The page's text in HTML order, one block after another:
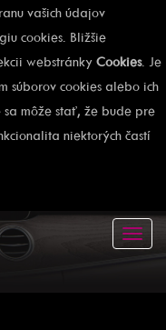
vašich údajov
cookies. Bližšie
webstránky Cookies. Je
súborov cookies alebo ich
môže stať, že bude pre
niektorých častí